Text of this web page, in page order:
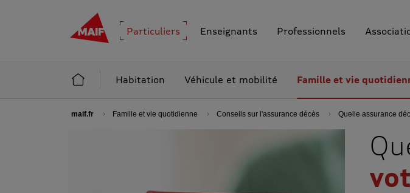
MAIF - Allez à l'accueil de maif.fr
Particuliers Enseignants Professionnels
Accueil Particuliers
Habitation Véhicule et mobilité Famille et vie
maif.fr Famille et vie quotidienne Conseils sur l'assurance décès Quelle assurance